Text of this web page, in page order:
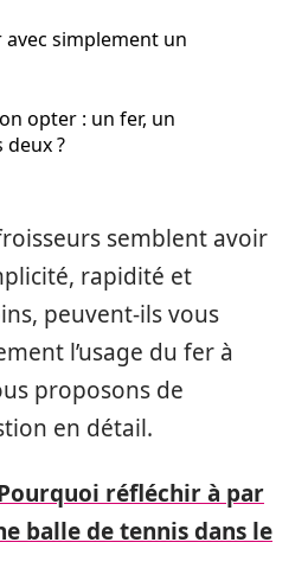
avec simplement un
opter : un fer, un
?
semblent avoir
rapidité et
peuvent-ils vous
l’usage du fer à
proposons de
en détail.
réfléchir à par
balle de tennis dans le